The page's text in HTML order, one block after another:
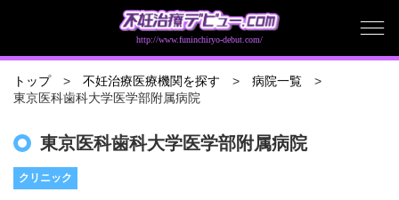
http://www.funinchiryo-debut.com/
トップ 不妊治療医療機関を探す 病院一覧
東京医科歯科大学医学部附属病院
東京医科歯科大学医学部附属病院
クリニック